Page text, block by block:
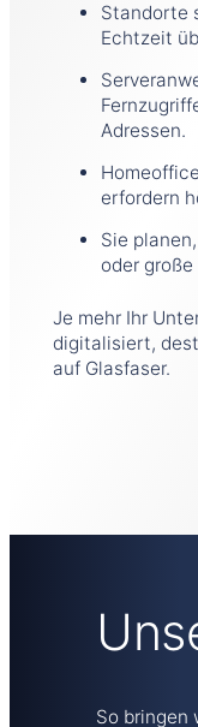
Standorte
Echtzeit
Adressen.
erfordern
Sie
oder
Je mehr Ihr
digitalisiert,
auf Glasfaser.
So bringen